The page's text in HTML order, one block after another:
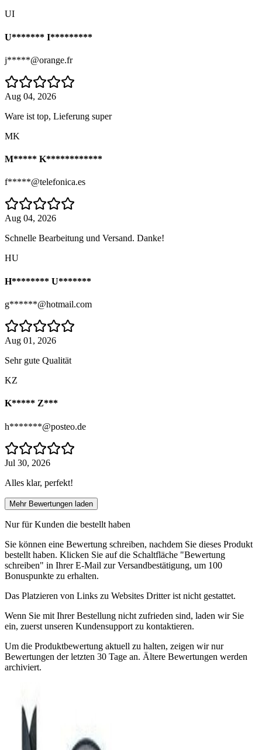
UI
U******* I*********
j*****@orange.fr
Aug 04, 2026
Ware ist top, Lieferung super
MK
M***** K************
f*****@telefonica.es
Aug 04, 2026
Schnelle Bearbeitung und Versand. Danke!
HU
H******** U*******
g******@hotmail.com
Aug 01, 2026
Sehr gute Qualität
KZ
K***** Z***
h*******@posteo.de
Jul 30, 2026
Alles klar, perfekt!
Mehr Bewertungen laden
Nur für Kunden die bestellt haben
Sie können eine Bewertung schreiben, nachdem Sie dieses Produkt
bestellt haben. Klicken Sie auf die Schaltfläche "Bewertung
schreiben" in Ihrer E-Mail zur Versandbestätigung, um 100
Bonuspunkte zu erhalten.
Das Platzieren von Links zu Websites Dritter ist nicht gestattet.
Wenn Sie mit Ihrer Bestellung nicht zufrieden sind, laden wir Sie
ein, zuerst unseren Kundensupport zu kontaktieren.
Um die Produktbewertung aktuell zu halten, zeigen wir nur
Bewertungen der letzten 30 Tage an. Ältere Bewertungen werden
archiviert.